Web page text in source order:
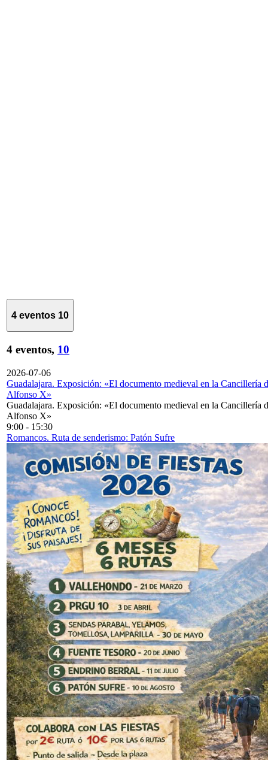
4 eventos 10
4 eventos, 10
2026-07-06
Guadalajara. Exposición: «El documento medieval en la Cancillería
Alfonso X»
Guadalajara. Exposición: «El documento medieval en la Cancillería
Alfonso X»
9:00 - 15:30
Romancos. Ruta de senderismo: Patón Sufre